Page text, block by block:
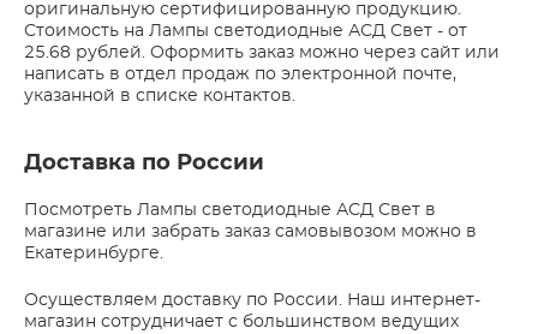
оригинальную сертифицированную продукцию.
Стоимость на Лампы светодиодные АСД Свет - от
25.68 рублей. Оформить заказ можно через сайт или
написать в отдел продаж по электронной почте,
указанной в списке контактов.
Доставка по России
Посмотреть Лампы светодиодные АСД Свет в
магазине или забрать заказ самовывозом можно в
Екатеринбурге.
Осуществляем доставку по России. Наш интернет-
магазин сотрудничает с большинством ведущих